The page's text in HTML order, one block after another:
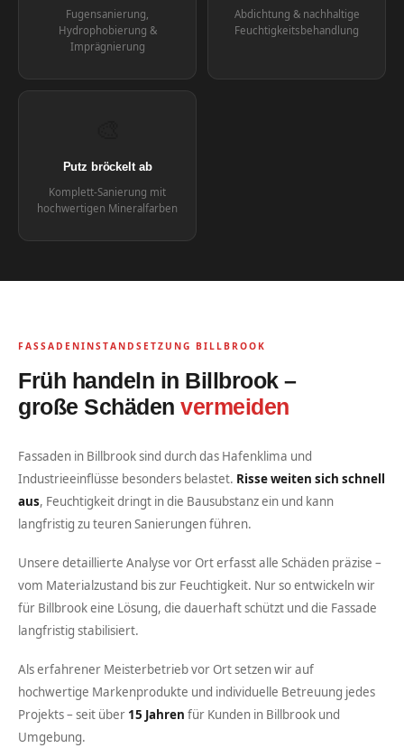
Fugensanierung,
Hydrophobierung &
Imprägnierung
Abdichtung & nachhaltige
Feuchtigkeitsbehandlung
Putz bröckelt ab
Komplett-Sanierung mit
hochwertigen Mineralfarben
FASSADENINSTANDSETZUNG BILLBROOK
Früh handeln in Billbrook –
große Schädenvermeiden
Fassaden in Billbrook sind durch das Hafenklima und
Industrieeinflüsse besonders belastet. Risse weiten sich schnell
aus, Feuchtigkeit dringt in die Bausubstanz ein und kann
langfristig zu teuren Sanierungen führen.
Unsere detaillierte Analyse vor Ort erfasst alle Schäden präzise –
vom Materialzustand bis zur Feuchtigkeit. Nur so entwickeln wir
für Billbrook eine Lösung, die dauerhaft schützt und die Fassade
langfristig stabilisiert.
Als erfahrener Meisterbetrieb vor Ort setzen wir auf
hochwertige Markenprodukte und individuelle Betreuung jedes
Projekts – seit über 15 Jahren für Kunden in Billbrook und
Umgebung.